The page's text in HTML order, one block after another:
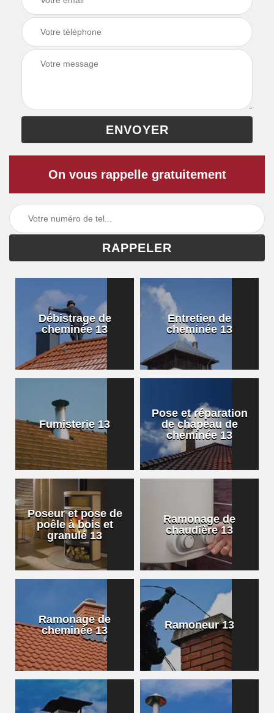
On vous rappelle gratuitement
Débistrage de
cheminée 13
Entretien de
cheminée 13
Fumisterie 13
Pose et réparation
de chapeau de
cheminée 13
Poseur et pose de
poêle à bois et
granulé 13
Ramonage de
chaudière 13
Ramonage de
cheminée 13
Ramoneur 13